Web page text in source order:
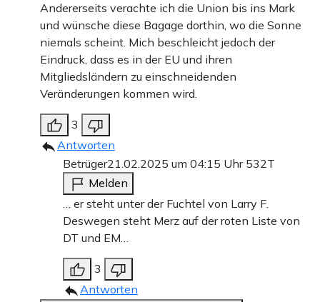
Andererseits verachte ich die Union bis ins Mark
und wünsche diese Bagage dorthin, wo die Sonne
niemals scheint. Mich beschleicht jedoch der
Eindruck, dass es in der EU und ihren
Mitgliedsländern zu einschneidenden
Veränderungen kommen wird.
3
Antworten
Betrüger21.02.2025 um 04:15 Uhr 532T
Melden
… er steht unter der Fuchtel von Larry F.
Deswegen steht Merz auf der roten Liste von
DT und EM…
3
Antworten